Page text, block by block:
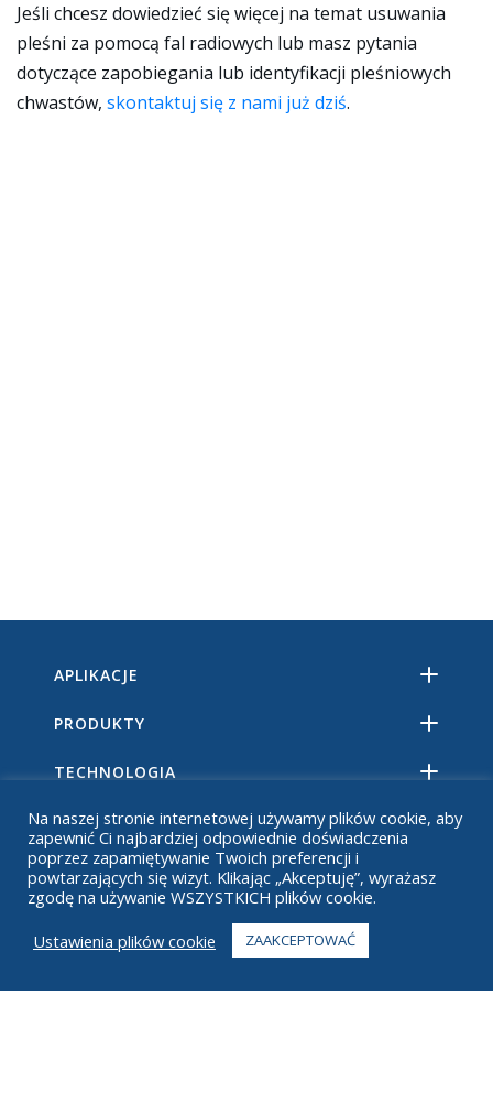
Jeśli chcesz dowiedzieć się więcej na temat usuwania
pleśni za pomocą fal radiowych lub masz pytania
dotyczące zapobiegania lub identyfikacji pleśniowych
chwastów, skontaktuj się z nami już dziś.
APLIKACJE
PRODUKTY
TECHNOLOGIA
ZASOBY
O
Na naszej stronie internetowej używamy plików cookie, aby
zapewnić Ci najbardziej odpowiednie doświadczenia
poprzez zapamiętywanie Twoich preferencji i
powtarzających się wizyt. Klikając „Akceptuję”, wyrażasz
zgodę na używanie WSZYSTKICH plików cookie.
Ustawienia plików cookie
ZAAKCEPTOWAĆ